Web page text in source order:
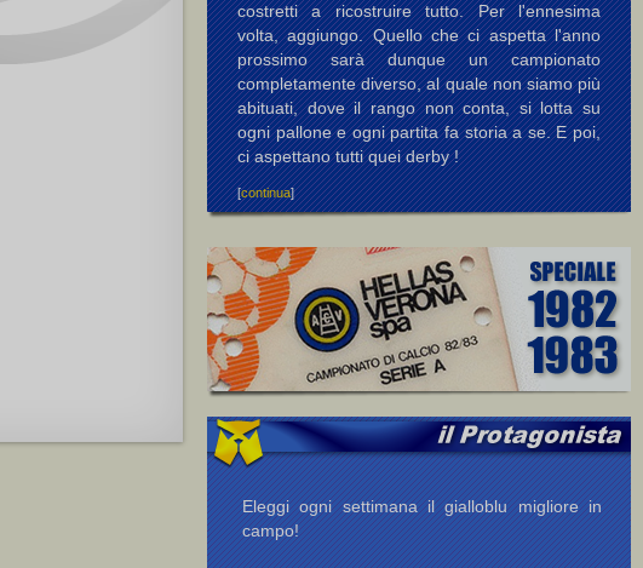
costretti a ricostruire tutto. Per l'ennesima
volta, aggiungo. Quello che ci aspetta l'anno
prossimo sarà dunque un campionato
completamente diverso, al quale non siamo più
abituati, dove il rango non conta, si lotta su
ogni pallone e ogni partita fa storia a se. E poi,
ci aspettano tutti quei derby !
[continua]
Eleggi ogni settimana il gialloblu migliore in
campo!